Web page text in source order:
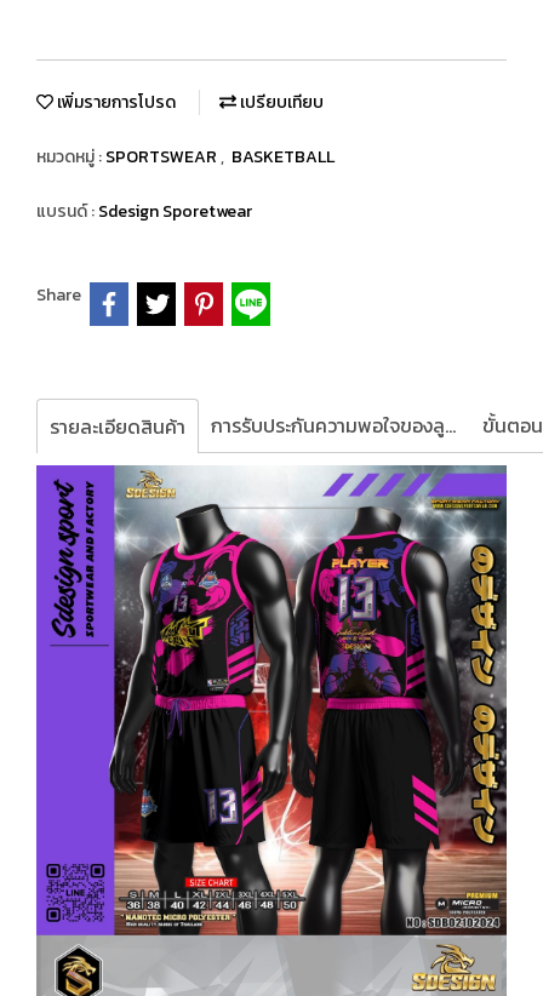
เพิ่มรายการโปรด เปรียบเทียบ
หมวดหมู่ :SPORTSWEAR, BASKETBALL
แบรนด์ :Sdesign Sporetwear
Share
รายละเอียดสินค้า การรับประกันความพอใจของลูกค้า